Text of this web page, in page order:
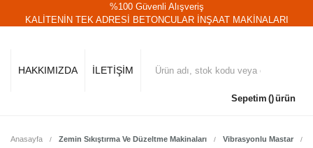
%100 Güvenli Alışveriş
KALİTENİN TEK ADRESİ BETONCULAR İNŞAAT MAKİNALARI
HAKKIMIZDA İLETİŞİM
Sepetim ürün
Anasayfa Zemin Sıkıştırma Ve Düzeltme Makinaları Vibrasyonlu Mastar